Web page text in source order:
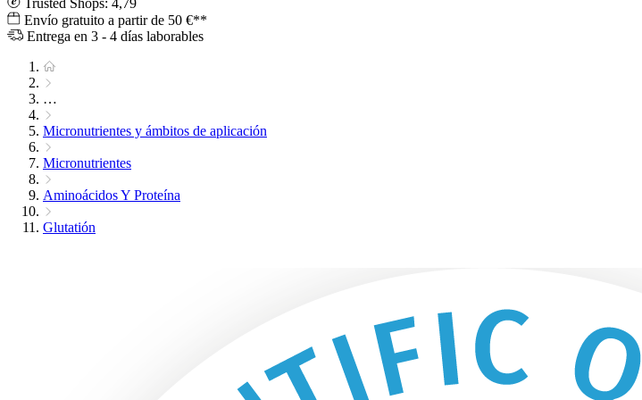
Trusted Shops: 4,79
Envío gratuito a partir de 50 €**
Entrega en 3 - 4 días laborables
…
Micronutrientes y ámbitos de aplicación
Micronutrientes
Aminoácidos Y Proteína
Glutatión